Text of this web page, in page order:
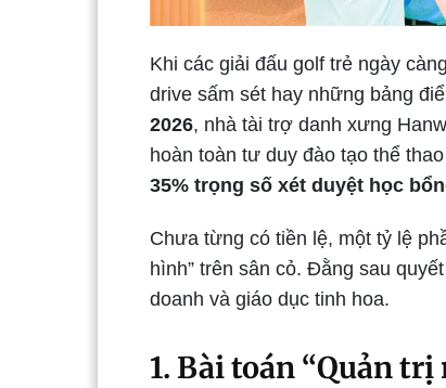
Khi các giải đấu golf trẻ ngày
drive sấm sét hay những bảng
2026, nhà tài trợ danh xưng
hoàn toàn tư duy đào tạo thể
35% trọng số xét duyệt học
Chưa từng có tiền lệ, một tỷ lệ
hình” trên sân cỏ. Đằng sau
doanh và giáo dục tinh hoa.
1. Bài toán “Quản